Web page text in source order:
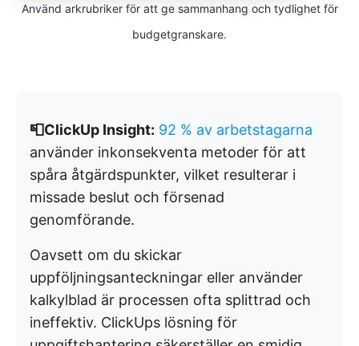
Använd arkrubriker för att ge sammanhang och tydlighet för
budgetgranskare.
📮ClickUp Insight: 92 % av arbetstagarna
använder inkonsekventa metoder för att
spåra åtgärdspunkter, vilket resulterar i
missade beslut och försenad
genomförande.
Oavsett om du skickar
uppföljningsanteckningar eller använder
kalkylblad är processen ofta splittrad och
ineffektiv. ClickUps lösning för